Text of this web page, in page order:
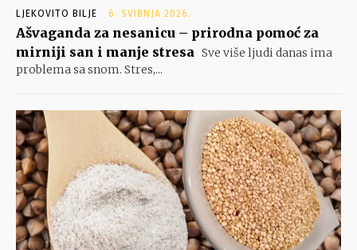
LJEKOVITO BILJE 6. SVIBNJA 2026.
Ašvaganda za nesanicu – prirodna pomoć za
mirniji san i manje stresa Sve više ljudi danas ima
problema sa snom. Stres,...